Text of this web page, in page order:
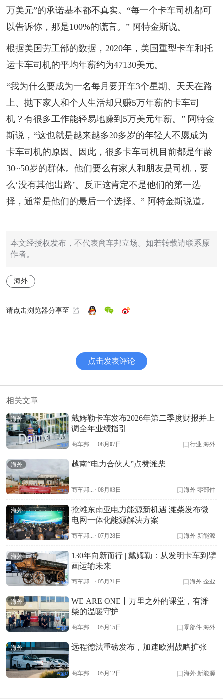
万美元”的承诺基本都不真实。“每一个卡车司机都可
以告诉你，那是100%的谎言。” 阿特金斯说。
根据美国劳工部的数据，2020年，美国重型卡车和托
运卡车司机的平均年薪约为47130美元。
“我为什么要成为一名每月要开车3个星期、天天在路
上、抛下家人和个人生活却只赚5万年薪的卡车司
机？有很多工作能轻易地赚到5万美元年薪。” 阿特金
斯说，“这也就是越来越多20多岁的年轻人不愿成为
卡车司机的原因。因此，很多卡车司机目前都是年龄
30~50岁的群体。他们要么有家人和朋友是司机，要
么‘没有其他出路’。反正这肯定不是他们的第一选
择，通常是他们的最后一个选择。” 阿特金斯说道。
本文经授权发布，不代表商车邦立场。如若转载请联系原
作者。
海外
请点击浏览器分享至
点击发表评论
相关文章
海外
戴姆勒卡车发布2026年第二季度财报并上
调全年业绩指引
商车邦... · 08月07日 行业 海外
海外 越南“电力合伙人”点赞潍柴
商车邦... · 08月03日 海外 零部件
海外
抢滩东南亚电力能源新机遇 潍柴发布微
电网一体化能源解决方案
商车邦... · 07月28日 海外 新能源
海外
130年向新而行 | 戴姆勒：从发明卡车到擘
画运输未来
商车邦... · 05月21日 海外 企业
海外
WE ARE ONE丨万里之外的课堂，有潍
柴的温暖守护
商车邦... · 05月15日 零部件 海外
海外 远程德法重磅发布，加速欧洲战略扩张
商车邦... · 05月12日 海外 新能源